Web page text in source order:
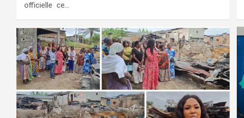
officielle ce…